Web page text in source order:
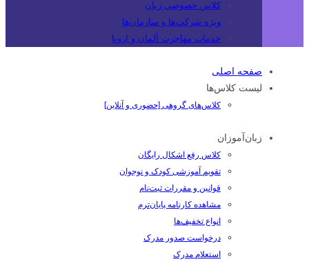
کلاس خصوصی زبان
ویژه شرکت‌ها و سازمان‌ها
خدمات مهاجرت آلمان و اروپا
صفحه اصلی
لیست کلاس‌ها
کلاس‌های گروهی [حضوری و آنلاین]
زبان‌آموزان
کلاس رفع اشکال رایگان
تقویم آموزشی کودک و نوجوان
قوانین و مقررات ثبت‌نام
مشاهده کارنامه پایان‌ترم
انواع تخفیف‌ها
درخواست صدور مدرک
استعلام مدرک